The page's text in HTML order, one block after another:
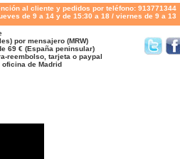
al cliente y pedidos por teléfono: 913771344
de 9 a 14 y de 15:30 a 18 / viernes de 9 a 13
por mensajero (MRW)
69 € (España peninsular)
reembolso, tarjeta o paypal
oficina de Madrid